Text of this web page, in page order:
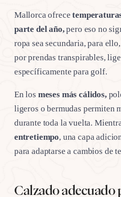
Mallorca ofrece
parte del año,pero eso no
ropa sea secundaria, para
por prendas transpirables,
específicamente para golf.
En los meses más cálidos,
ligeros o bermudas permiten
durante toda la vuelta.
entretiempo, una capa
para adaptarse a cambios de
Calzado adecuado